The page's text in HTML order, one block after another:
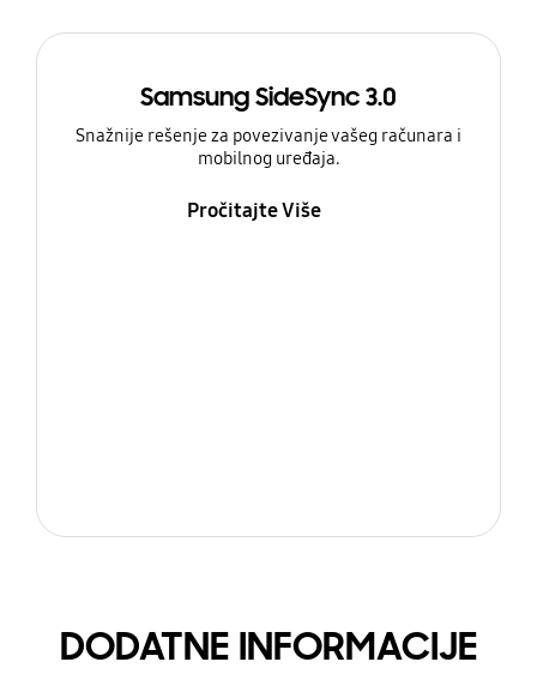
Samsung SideSync 3.0
Snažnije rešenje za povezivanje vašeg računara i
mobilnog uređaja.
Pročitajte Više
DODATNE INFORMACIJE